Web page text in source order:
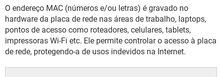
O endereço MAC (números e/ou letras) é gravado no
hardware da placa de rede nas áreas de trabalho, laptops,
pontos de acesso como roteadores, celulares, tablets,
impressoras Wi-Fi etc. Ele permite controlar o acesso à placa
de rede, protegendo-a de usos indevidos na Internet.